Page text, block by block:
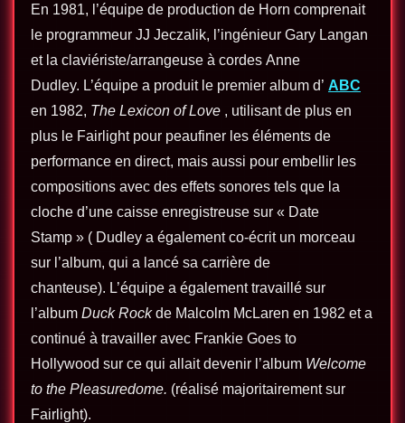
En 1981, l’équipe de production de Horn comprenait
le programmeur JJ Jeczalik, l’ingénieur Gary Langan
et la claviériste/arrangeuse à cordes Anne
Dudley. L’équipe a produit le premier album d’ ABC
en 1982, The Lexicon of Love , utilisant de plus en
plus le Fairlight pour peaufiner les éléments de
performance en direct, mais aussi pour embellir les
compositions avec des effets sonores tels que la
cloche d’une caisse enregistreuse sur « Date
Stamp » ( Dudley a également co-écrit un morceau
sur l’album, qui a lancé sa carrière de
chanteuse). L’équipe a également travaillé sur
l’album Duck Rockde Malcolm McLaren en 1982 et a
continué à travailler avec Frankie Goes to
Hollywood sur ce qui allait devenir l’album Welcome
to the Pleasuredome. (réalisé majoritairement sur
Fairlight).